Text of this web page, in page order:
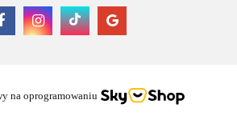
na oprogramowaniu